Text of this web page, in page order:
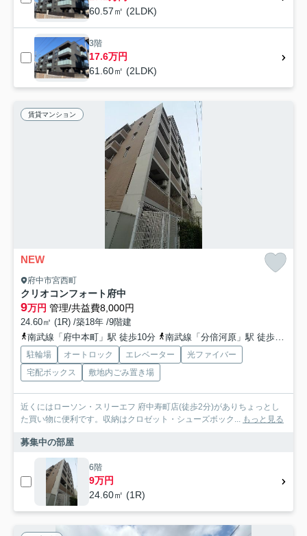
60.57㎡ (2LDK)
3階
17.6万円
61.60㎡ (2LDK)
賃貸マンション
NEW
府中市宮西町
クリオコンフォート府中
9万円 管理/共益費8,000円
24.60㎡ (1R) /築18年 /9階建
南武線「府中本町」駅 徒歩10分
南武線「分倍河原」駅 徒歩12分
駐輪場 オートロック エレベーター
光ファイバー
宅配ボックス
敷地内ごみ置き場
近くにはローソン・スリーエフ 府中寿町店(徒歩2分)がありちょっとし
た買い物に便利です。収納はクロゼット・シューズボック... もっと見る
募集中の部屋
6階
9万円
24.60㎡ (1R)